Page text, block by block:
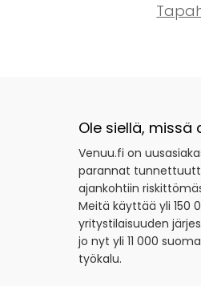
Ole siellä, missä
Venuu.fi on
parannat
ajankohtiin
Meitä käyttää yli 150
yritystilaisuuden
jo nyt yli 11 000
työkalu.